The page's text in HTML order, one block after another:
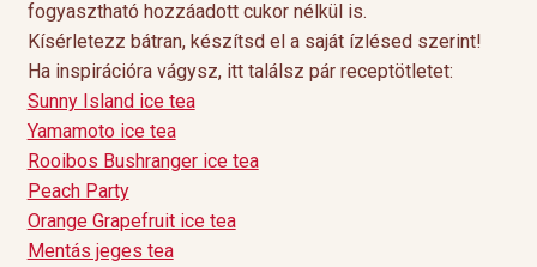
fogyasztható hozzáadott cukor nélkül is.
Kísérletezz bátran, készítsd el a saját ízlésed szerint!
Ha inspirációra vágysz, itt találsz pár receptötletet:
Sunny Island ice tea
Yamamoto ice tea
Rooibos Bushranger ice tea
Peach Party
Orange Grapefruit ice tea
Mentás jeges tea